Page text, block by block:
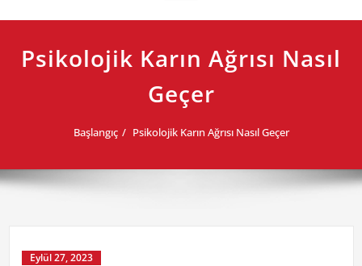
Psikolojik Karın Ağrısı Nasıl
Geçer
Başlangıç Psikolojik Karın Ağrısı Nasıl Geçer
Eylül 27, 2023